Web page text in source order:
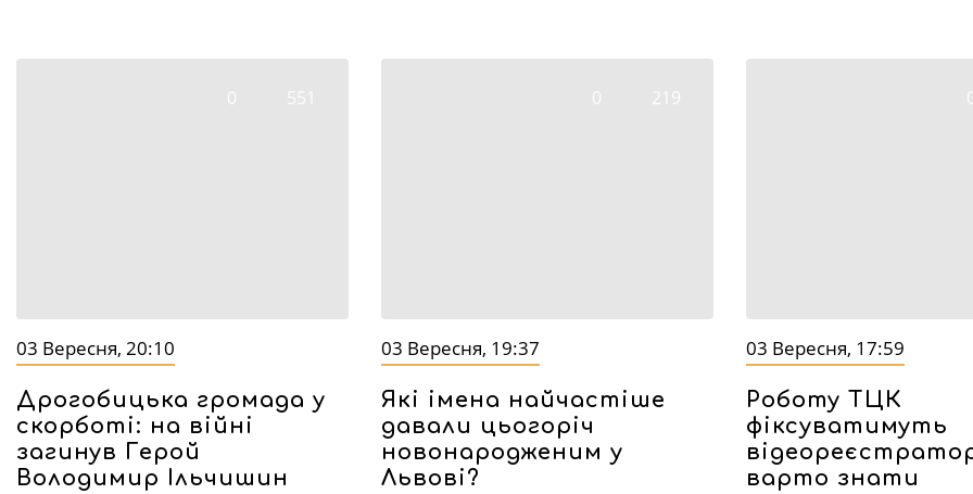
0 551
03 Вересня, 20:10
Дрогобицька громада у
скорботі: на війні
загинув Герой
Володимир Ільчишин
0 219
03 Вересня, 19:37
Які імена найчастіше
давали цьогоріч
новонародженим у
Львові?
03 Вересня, 17:59
Роботу ТЦК
фіксуватимуть
варто знати